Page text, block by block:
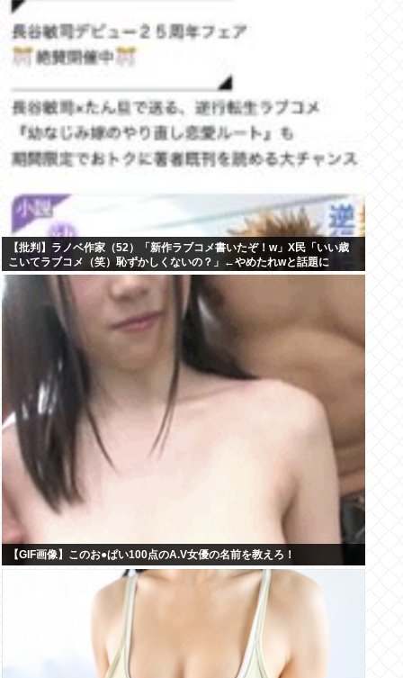
【批判】ラノベ作家（52）「新作ラブコメ書いたぞ！w」X民「いい歳
こいてラブコメ（笑）恥ずかしくないの？」←やめたれwと話題に
【GIF画像】このお●ぱい100点のA.V女優の名前を教えろ！